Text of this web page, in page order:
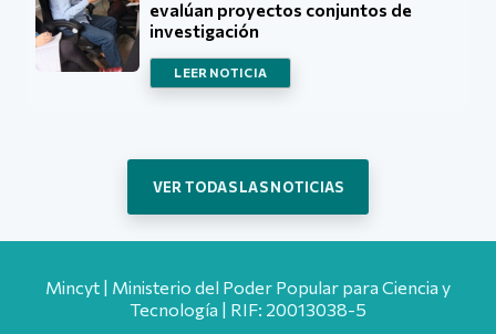
evalúan proyectos conjuntos de
investigación
LEER NOTICIA
VER TODAS LAS NOTICIAS
Mincyt | Ministerio del Poder Popular para Ciencia y
Tecnología | RIF: 20013038-5